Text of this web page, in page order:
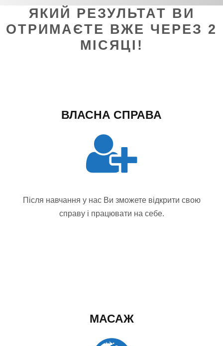
ЯКИЙ РЕЗУЛЬТАТ ВИ
ОТРИМАЄТЕ ВЖЕ ЧЕРЕЗ 2
МІСЯЦІ!
ВЛАСНА СПРАВА
Після навчання у нас Ви зможете відкрити свою
справу і працювати на себе.
МАСАЖ